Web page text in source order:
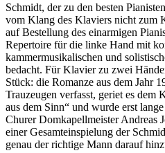
Schmidt, der zu den besten
vom Klang des Klaviers nicht zum
auf Bestellung des einarmigen
Repertoire für die linke Hand mit
kammermusikalischen und
bedacht. Für Klavier zu zwei
Stück: die Romanze aus dem Jahr
Trauzeugen verfasst, geriet es dem
aus dem Sinn“ und wurde erst
Churer Domkapellmeister Andreas
einer Gesamteinspielung der
genau der richtige Mann darauf